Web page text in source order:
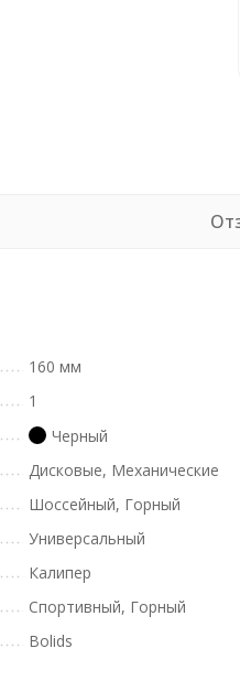
160 мм
1
Черный
Дисковые, Механические
Шоссейный, Горный
Универсальный
Калипер
Спортивный, Горный
Bolids